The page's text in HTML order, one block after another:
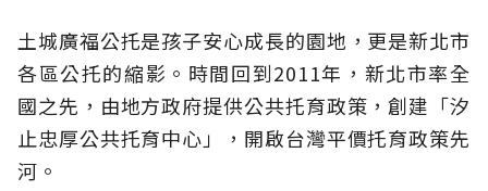
土城廣福公托是孩子安心成長的園地，更是新北市
各區公托的縮影。時間回到2011年，新北市率全
國之先，由地方政府提供公共托育政策，創建「汐
止忠厚公共托育中心」，開啟台灣平價托育政策先
河。